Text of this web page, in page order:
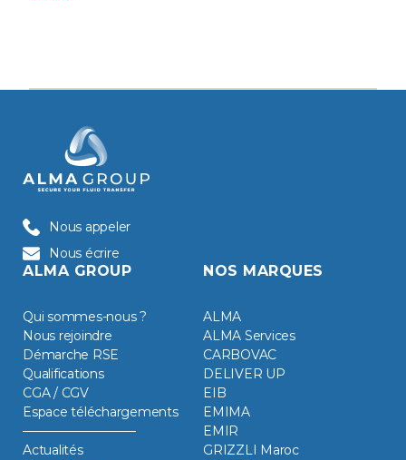
Nous appeler
Nous écrire
ALMA GROUP
Qui sommes-nous ?
Nous rejoindre
Démarche RSE
Qualifications
CGA / CGV
Espace téléchargements
Actualités
NOS MARQUES
ALMA
ALMA Services
CARBOVAC
DELIVER UP
EIB
EMIMA
EMIR
GRIZZLI Maroc